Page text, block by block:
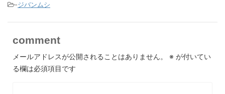
-ジバンムシ
comment
メールアドレスが公開されることはありません。 ※ が付いてい
る欄は必須項目です